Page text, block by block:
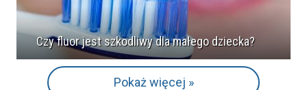
Czy fluor jest szkodliwy dla małego dziecka?
Pokaż więcej »